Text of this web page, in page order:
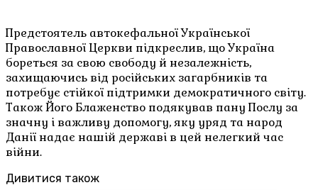
Предстоятель автокефальної Української
Православної Церкви підкреслив, що Україна
бореться за свою свободу й незалежність,
захищаючись від російських загарбників та
потребує стійкої підтримки демократичного світу.
Також Його Блаженство подякував пану Послу за
значну і важливу допомогу, яку уряд та народ
Данії надає нашій державі в цей нелегкий час
війни.
Дивитися також